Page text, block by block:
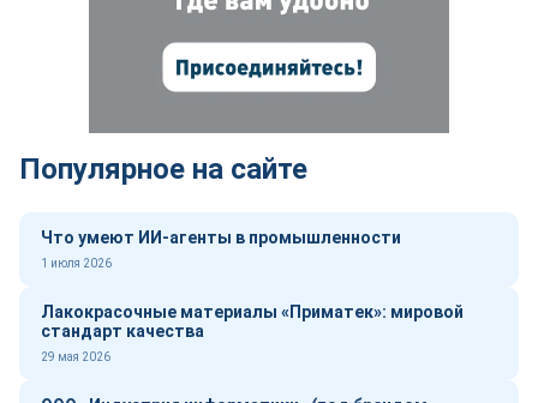
Популярное на сайте
Что умеют ИИ-агенты в промышленности
1 июля 2026
Лакокрасочные материалы «Приматек»: мировой
стандарт качества
29 мая 2026